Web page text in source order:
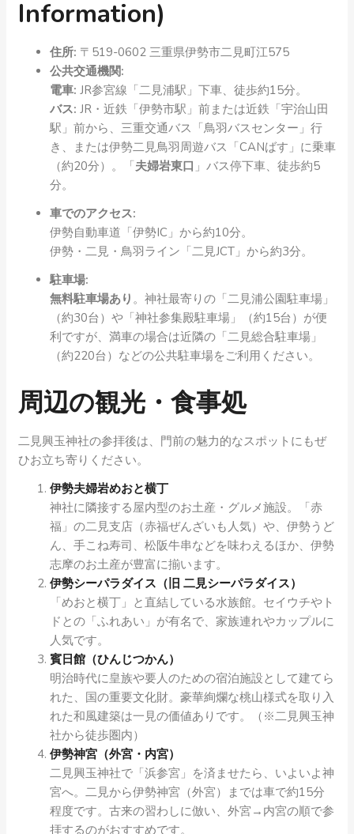
Information)
住所: 〒519-0602 三重県伊勢市二見町江575
公共交通機関:
電車: JR参宮線「二見浦駅」下車、徒歩約15分。
バス: JR・近鉄「伊勢市駅」前または近鉄「宇治山田
駅」前から、三重交通バス「鳥羽バスセンター」行
き、または伊勢二見鳥羽周遊バス「CANばす」に乗車
（約20分）。「夫婦岩東口 」バス停下車、徒歩約5
分。
車でのアクセス:
伊勢自動車道「伊勢IC」から約10分。
伊勢・二見・鳥羽ライン「二見JCT」から約3分。
駐車場:
無料駐車場あり 。神社最寄りの「二見浦公園駐車場」
（約30台）や「神社参集殿駐車場」（約15台）が便
利ですが、満車の場合は近隣の「二見総合駐車場」
（約220台）などの公共駐車場をご利用ください。
周辺の観光・食事処
二見興玉神社の参拝後は、門前の魅力的なスポットにもぜ
ひお立ち寄りください。
伊勢夫婦岩めおと横丁
神社に隣接する屋内型のお土産・グルメ施設。「赤
福」の二見支店（赤福ぜんざいも人気）や、伊勢うど
ん、手こね寿司、松阪牛串などを味わえるほか、伊勢
志摩のお土産が豊富に揃います。
伊勢シーパラダイス（旧 二見シーパラダイス）
「めおと横丁」と直結している水族館。セイウチやト
ドとの「ふれあい」が有名で、家族連れやカップルに
人気です。
賓日館（ひんじつかん）
明治時代に皇族や要人のための宿泊施設として建てら
れた、国の重要文化財。豪華絢爛な桃山様式を取り入
れた和風建築は一見の価値ありです。（※二見興玉神
社から徒歩圏内）
伊勢神宮（外宮・内宮）
二見興玉神社で「浜参宮」を済ませたら、いよいよ神
宮へ。二見から伊勢神宮（外宮）までは車で約15分
程度です。古来の習わしに倣い、外宮→内宮の順で参
拝するのがおすすめです。